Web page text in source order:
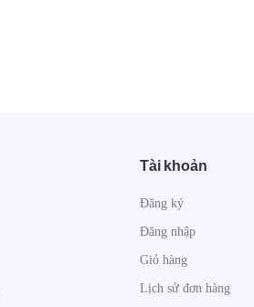
Tài khoản
Đăng ký
Đăng nhập
Giỏ hàng
Lịch sử đơn hàng